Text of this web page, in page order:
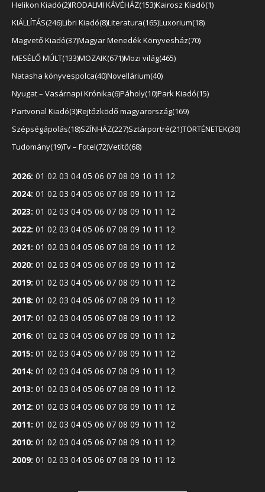
Helikon Kiadó 2IRODALMI KÁVÉHÁZ 153 Kairosz Kiadó 1
KIÁLLÍTÁS 246Libri Kiadó 8Literatura 165 Luxorium 18
Magvető Kiadó 37Magyar Menedék Könyvesház 70
MESÉLŐ MÚLT 133 MOZAIK 671 Mozi világ 465
Natasha könyvespolca 40Novellárium 40
Nyugat – Vasárnapi Krónika 6Páholy 10Park Kiadó 15
Partvonal Kiadó 3 Rejtőzködő magyarország 169
Szépségápolás 18 SZÍNHÁZ 227 Sztárportré 21 TÖRTÉNETEK 30
Tudomány 19Tv – Fotel 72Vetítő 68
2026: 01 02 03 04 05 06 07 08 09 10 11 12
2024: 01 02 03 04 05 06 07 08 09 10 11 12
2023: 01 02 03 04 05 06 07 08 09 10 11 12
2022: 01 02 03 04 05 06 07 08 09 10 11 12
2021: 01 02 03 04 05 06 07 08 09 10 11 12
2020: 01 02 03 04 05 06 07 08 09 10 11 12
2019: 01 02 03 04 05 06 07 08 09 10 11 12
2018: 01 02 03 04 05 06 07 08 09 10 11 12
2017: 01 02 03 04 05 06 07 08 09 10 11 12
2016: 01 02 03 04 05 06 07 08 09 10 11 12
2015: 01 02 03 04 05 06 07 08 09 10 11 12
2014: 01 02 03 04 05 06 07 08 09 10 11 12
2013: 01 02 03 04 05 06 07 08 09 10 11 12
2012: 01 02 03 04 05 06 07 08 09 10 11 12
2011: 01 02 03 04 05 06 07 08 09 10 11 12
2010: 01 02 03 04 05 06 07 08 09 10 11 12
2009: 01 02 03 04 05 06 07 08 09 10 11 12